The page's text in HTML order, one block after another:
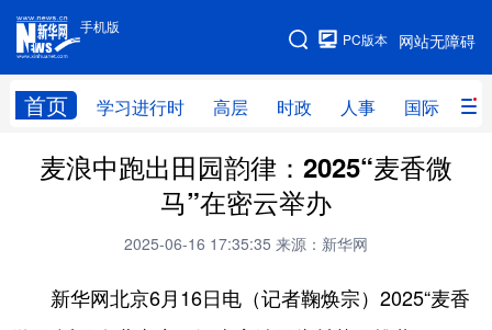
手机版
网站无障碍
PC版本
首页 学习进行时 高层 时政 人事 国际 财
手机版
网站地图
学习进行时 高层 时政 人事
财经 网评
思客智库 全球连线
科技 科普 体育 文化
麦浪中跑出田园韵律：2025“麦香微
马”在密云举办
2025-06-16 17:35:35 来源：新华网
新华网北京6月16日电（记者鞠焕宗）2025“麦香